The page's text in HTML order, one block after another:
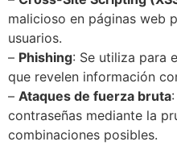
malicioso en páginas web
usuarios.
– Phishing: Se utiliza para
que revelen información
– Ataques de fuerza bruta
contraseñas mediante la
combinaciones posibles.